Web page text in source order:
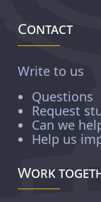
Contact
Write to us
Questions
Request
Can we
Help us
Work